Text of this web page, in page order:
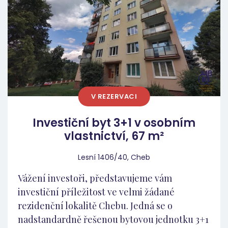
rekonstrukce, což vám šetří drahý čas i
kapitál: Vybudované jádro: Odpadá nutnost
bourání starého umakartu. Nová
elektroinstalace: Rozvody elektřiny v mědi
jsou již kompletně hotové v jádru i v kuchyni.
Strategie „Smart Refresh“ na klíč (Rozpočet
150 000 Kč) Nečeká vás žádná zdlouhavá ani
finančně náročná přestavba. Jelikož nejdražší
technické prvky jsou již hotové, zaměříme se
pouze na finální estetiku interiéru, aby byt
působil svěžím a čistým dojmem novostavby. V
rámci rozpočtu 150 000 Kč zajistíme:
kompletní vyspravení omítek, novou, čistou
sněhobílou výmalbu celého bytu, opravu
stávajících nebo pokládku nových plovoucích
podlah, kompletní seřízení a oživení
V REZERVACI
Investiční byt 3+1 v osobním
vlastnictví, 67 m²
Lesní 1406/40, Cheb
Vážení investoři, představujeme vám
investiční příležitost ve velmi žádané
rezidenční lokalitě Chebu. Jedná se o
nadstandardně řešenou bytovou jednotku 3+1